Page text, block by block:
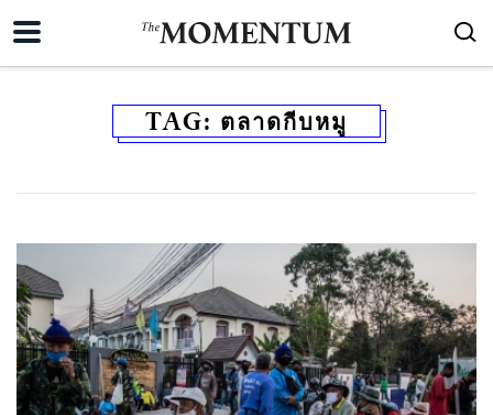
TAG: ตลาดกีบหมู